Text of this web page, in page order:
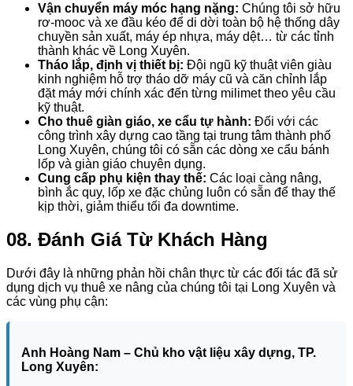
Vận chuyển máy móc hạng nặng: Chúng tôi sở hữu
rơ-mooc và xe đầu kéo để di dời toàn bộ hệ thống dây
chuyền sản xuất, máy ép nhựa, máy dệt… từ các tỉnh
thành khác về Long Xuyên.
Tháo lắp, định vị thiết bị: Đội ngũ kỹ thuật viên giàu
kinh nghiệm hỗ trợ tháo dỡ máy cũ và căn chỉnh lắp
đặt máy mới chính xác đến từng milimet theo yêu cầu
kỹ thuật.
Cho thuê giàn giáo, xe cẩu tự hành: Đối với các
công trình xây dựng cao tầng tại trung tâm thành phố
Long Xuyên, chúng tôi có sẵn các dòng xe cẩu bánh
lốp và giàn giáo chuyên dụng.
Cung cấp phụ kiện thay thế: Các loại càng nâng,
bình ắc quy, lốp xe đặc chủng luôn có sẵn để thay thế
kịp thời, giảm thiểu tối đa downtime.
08. Đánh Giá Từ Khách Hàng
Dưới đây là những phản hồi chân thực từ các đối tác đã sử
dụng dịch vụ thuê xe nâng của chúng tôi tại Long Xuyên và
các vùng phụ cận:
Anh Hoàng Nam – Chủ kho vật liệu xây dựng, TP.
Long Xuyên: